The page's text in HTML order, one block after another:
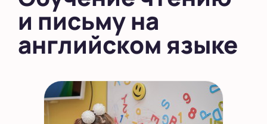
в Южном Бутово
во Внуково
на Домодедовской
на Коломенской
и письму на
английском языке